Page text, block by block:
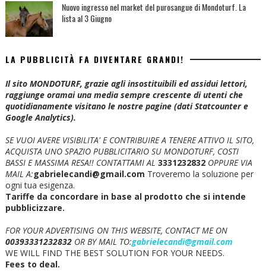
Nuovo ingresso nel market del purosangue di Mondoturf. La
lista al 3 Giugno
LA PUBBLICITÀ FA DIVENTARE GRANDI!
Il sito MONDOTURF, grazie agli insostituibili ed assidui lettori,
raggiunge oramai una media sempre crescente di utenti che
quotidianamente visitano le nostre pagine (dati Statcounter e
Google Analytics).
SE VUOI AVERE VISIBILITA' E CONTRIBUIRE A TENERE ATTIVO IL SITO,
ACQUISTA UNO SPAZIO PUBBLICITARIO SU MONDOTURF, COSTI
BASSI E MASSIMA RESA!! CONTATTAMI AL 3331232832 OPPURE VIA
MAIL A:gabrielecandi@gmail.com Troveremo la soluzione per
ogni tua esigenza.
Tariffe da concordare in base al prodotto che si intende
pubblicizzare.
FOR YOUR ADVERTISING ON THIS WEBSITE, CONTACT ME ON
00393331232832OR BY MAIL TO:gabrielecandi@gmail.com
WE WILL FIND THE BEST SOLUTION FOR YOUR NEEDS.
Fees to deal.